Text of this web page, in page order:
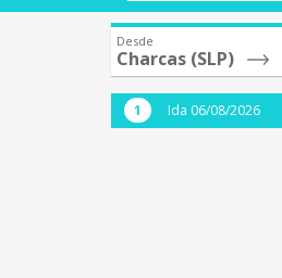
Desde
Charcas (SLP)
Ida 06/08/2026